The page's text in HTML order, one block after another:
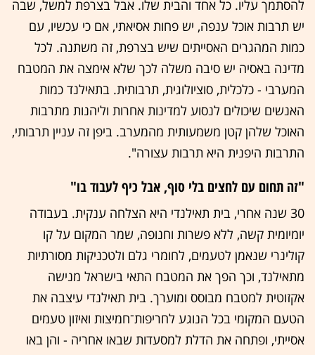
להסתמך עליו. כל אחד והבית שלו. אבל בצרפת למשל, שבה
יש תרבות אוכל ענפה, יש פחות אסיאתי, אם כי עכשיו, עם
כמות המהגרים האסייתים שיש בצרפת, זה משתנה. לכל
מדינה באסיה יש סיבה משלה לכך שלא אימצה את המטבח
המערבי - כלכלית, סוציולוגית, תרבותית. בתאילנד כמות
האנשים שיכולים לנסוע למדינות אחרות וליהנות מתרבות
האוכל שלהן קטן משמעותית מהמערב. ביפן זה עניין תרבותי,
התרבות היפנית היא תרבות עצורה".
"זה תחום עם לחצים בלי סוף, אבל כיף לעבוד בו"
30 שנה אחרי, בית תאילנדי היא הצלחה ענקית. בעבודה
יומיומית קשה, ללא פשרות וחנופה, שמר המקום על קו
קולינרי שנאמן לטעמים, לחומרי גלם ולטכניקות מסורתיות
מתאילנד, וכך הפך את המטבח התאי בישראל מנישה
אקזוטית למטבח מבוסס ומוערך. בית תאילנדי עיצבה את
הטעם המקומי בכל הנוגע לחריפות־חמיצות ואיזון טעמים
אסייתי, ופתחה את הדלת למסעדות שבאו אחריה - והן באו